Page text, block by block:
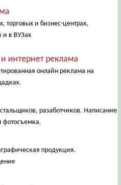
торговых и бизнес-центрах,
и в ВУЗах
интернет реклама
онлайн реклама на
разаботчиков. Написание
фотосъемка.
продукция.